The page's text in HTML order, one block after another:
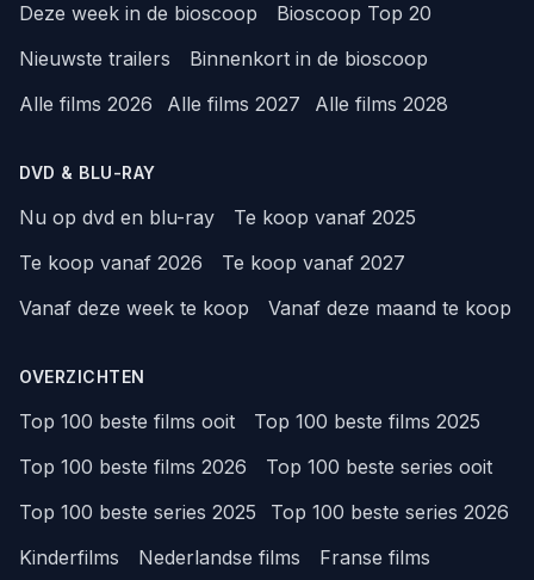
Deze week in de bioscoop
Bioscoop Top 20
Nieuwste trailers
Binnenkort in de bioscoop
Alle films 2026
Alle films 2027 Alle films 2028
DVD & BLU-RAY
Nu op dvd en blu-ray
Te koop vanaf 2025
Te koop vanaf 2026
Te koop vanaf 2027
Vanaf deze week te koop
Vanaf deze maand te koop
OVERZICHTEN
Top 100 beste films ooit
Top 100 beste films 2025
Top 100 beste films 2026
Top 100 beste series ooit
Top 100 beste series 2025
Top 100 beste series 2026
Kinderfilms
Nederlandse films
Franse films